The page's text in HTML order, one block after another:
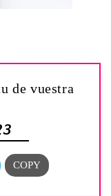
de vuestra